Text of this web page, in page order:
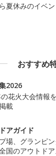
夏休みのイベ
おすすめ
2026
花火大会情報
載
アガイド
場、グランピ
国のアウトド